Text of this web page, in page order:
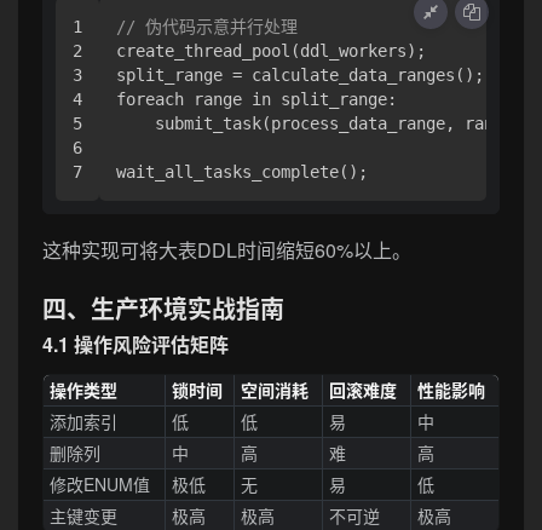
1
2
3
4
5
6
// 伪代码示意并行处理
create_thread_pool(ddl_workers);
split_range = calculate_data_ranges();
foreach range in split_range:
    submit_task(process_data_range, range);
这种实现可将大表DDL时间缩短60%以上。
四、生产环境实战指南
4.1 操作风险评估矩阵
操作类型 锁时间 空间消耗 回滚难度
性能影响
添加索引
低 低 易
中
删除列
中 高 难
高
修改ENUM值
极低 无 易
低
主键变更
极高 极高 不可逆 极高